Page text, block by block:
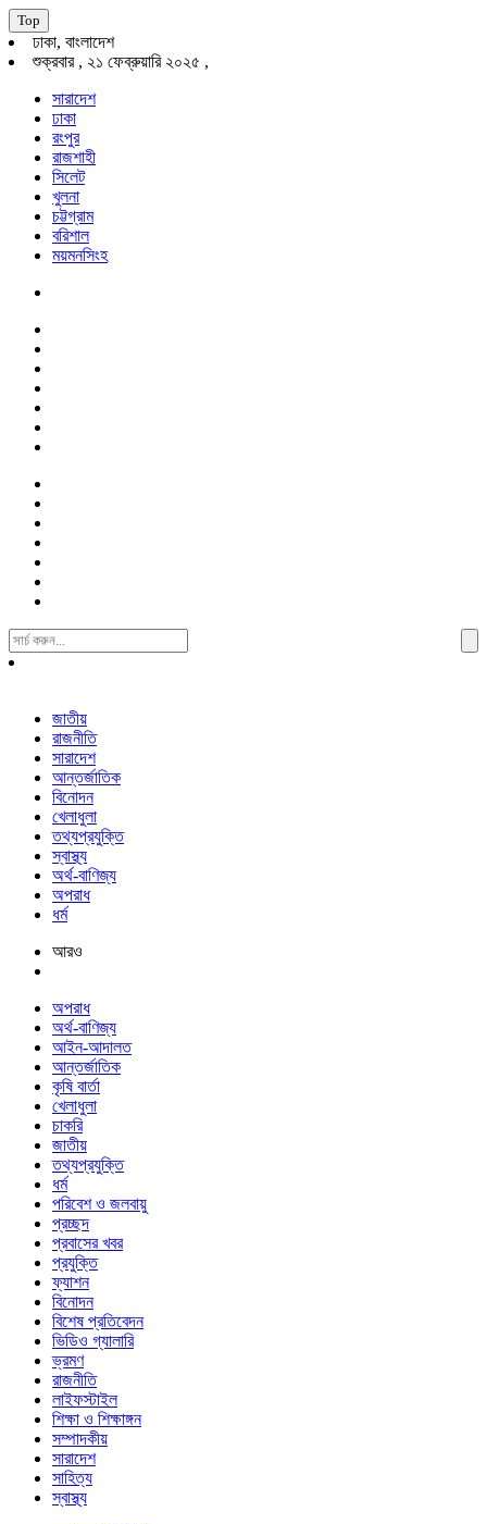
Top
ঢাকা, বাংলাদেশ
শুক্রবার , ২১ ফেব্রুয়ারি ২০২৫ ,
সারাদেশ
ঢাকা
রংপুর
রাজশাহী
সিলেট
খুলনা
চট্টগ্রাম
বরিশাল
ময়মনসিংহ
Search
For:
জাতীয়
রাজনীতি
সারাদেশ
আন্তর্জাতিক
বিনোদন
খেলাধুলা
তথ্যপ্রযুক্তি
স্বাস্থ্য
অর্থ-বাণিজ্য
অপরাধ
ধর্ম
আরও
অপরাধ
অর্থ-বাণিজ্য
আইন-আদালত
আন্তর্জাতিক
কৃষি বার্তা
খেলাধুলা
চাকরি
জাতীয়
তথ্যপ্রযুক্তি
ধর্ম
পরিবেশ ও জলবায়ু
প্রচ্ছদ
প্রবাসের খবর
প্রযুক্তি
ফ্যাশন
বিনোদন
বিশেষ প্রতিবেদন
ভিডিও গ্যালারি
ভ্রমণ
রাজনীতি
লাইফস্টাইল
শিক্ষা ও শিক্ষাঙ্গন
সম্পাদকীয়
সারাদেশ
সাহিত্য
স্বাস্থ্য